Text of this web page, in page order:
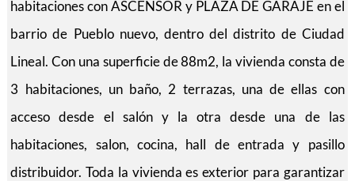
habitaciones con ASCENSOR y PLAZA DE GARAJE en el
barrio de Pueblo nuevo, dentro del distrito de Ciudad
Lineal. Con una superficie de 88m2, la vivienda consta de
3 habitaciones, un baño, 2 terrazas, una de ellas con
acceso desde el salón y la otra desde una de las
habitaciones, salon, cocina, hall de entrada y pasillo
distribuidor. Toda la vivienda es exterior para garantizar